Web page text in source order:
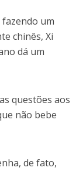
um
chinês, Xi
dá um
questões aos
não bebe
de fato,